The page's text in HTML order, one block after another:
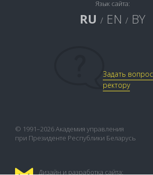
Язык сайта:
RU / EN / BY
Задать вопрос
ректору
© 1991–2026 Академия управления
при Президенте Республики Беларусь
Дизайн и разработка сайта: